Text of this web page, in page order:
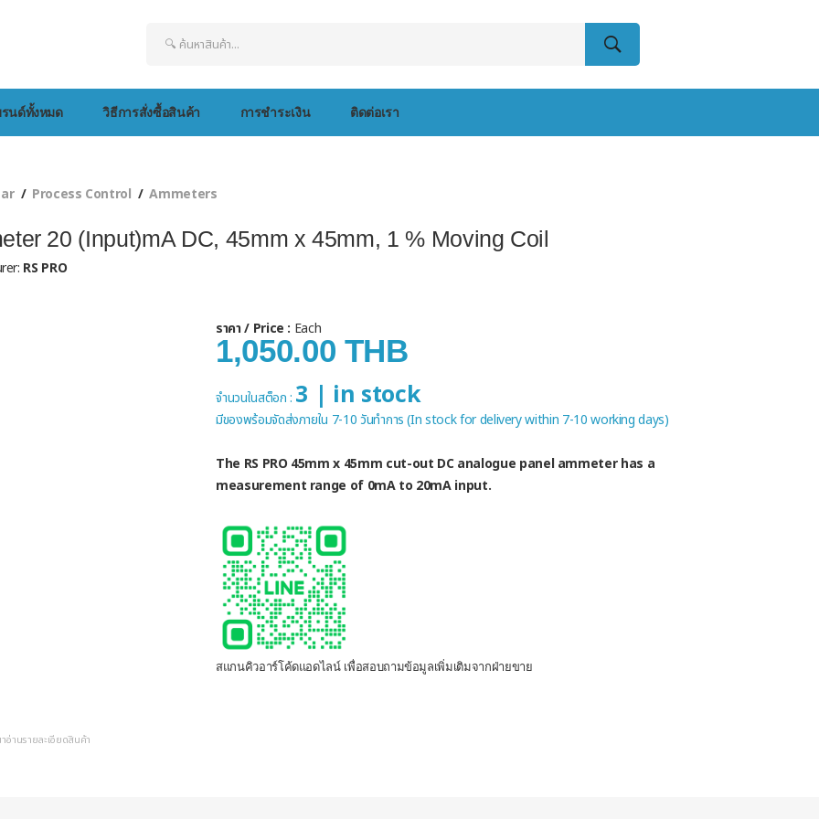
นด์ทั้งหมด วิธีการสั่งซื้อสินค้า การชำระเงิน ติดต่อเรา
Process Control Ammeters
20 (Input)mA DC, 45mm x 45mm, 1 % Moving Coil
RS PRO
านรายละเอียดสินค้า
ราคา / Price : Each
1,050.00 THB
จำนวนในสต็อก : 3 | in stock
มีของพร้อมจัดส่งภายใน 7-10 วันทำการ (In stock for delivery within 7-10 working days)
The RS PRO 45mm x 45mm cut-out DC analogue panel ammeter has a
measurement range of 0mA to 20mA input.
สแกนคิวอาร์โค้ดแอดไลน์ เพื่อสอบถามข้อมูลเพิ่มเติมจากฝ่ายขาย